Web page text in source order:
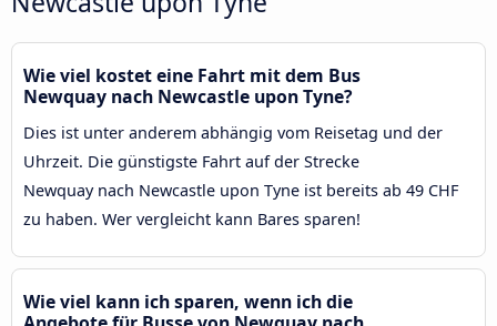
Wie viel kostet eine Fahrt mit dem Bus
Newquay nach Newcastle upon Tyne?
Dies ist unter anderem abhängig vom Reisetag und der
Uhrzeit. Die günstigste Fahrt auf der Strecke
Newquay nach Newcastle upon Tyne ist bereits ab 49 CHF
zu haben. Wer vergleicht kann Bares sparen!
Wie viel kann ich sparen, wenn ich die